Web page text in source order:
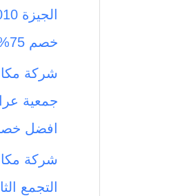
خصم 75%
شركة
افضل خصم 75
شركة